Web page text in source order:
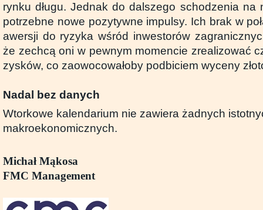
rynku długu. Jednak do dalszego schodzenia na
potrzebne nowe pozytywne impulsy. Ich brak w
awersji do ryzyka wśród inwestorów
że zechcą oni w pewnym momencie zrealizować
zysków, co zaowocowałoby podbiciem wyceny
Nadal bez danych
Wtorkowe kalendarium nie zawiera żadnych
makroekonomicznych.
Michał Mąkosa
FMC Management